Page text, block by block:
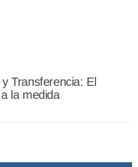
Transferencia: El
la medida